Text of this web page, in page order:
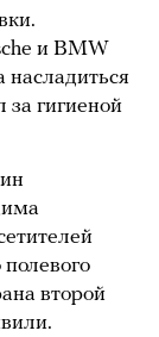
и BMW
насладиться
гигиеной
второй